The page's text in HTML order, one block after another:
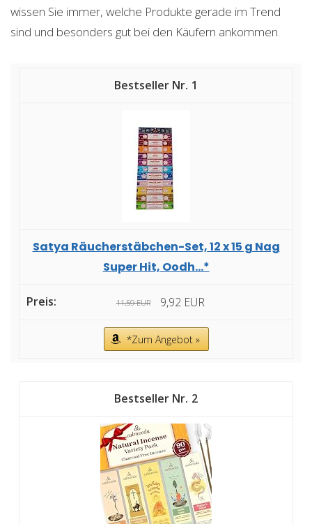
wissen Sie immer, welche Produkte gerade im Trend
sind und besonders gut bei den Käufern ankommen.
1
Satya Räucherstäbchen-Set, 12 x 15 g Nag
Super Hit, Oodh...*
11,59 EUR 9,92 EUR
*Zum Angebot »
2